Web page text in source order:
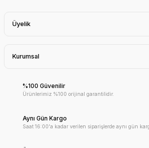
Üyelik
Kurumsal
%100 Güvenilir
Ürünlerimiz %100 orijinal garantilidir.
Aynı Gün Kargo
Saat 16:00'a kadar verilen siparişlerde aynı gün